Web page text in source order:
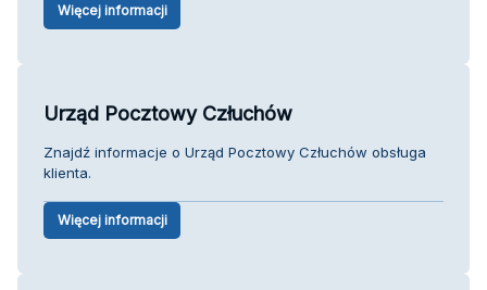
Więcej informacji
Urząd Pocztowy Człuchów
Znajdź informacje o Urząd Pocztowy Człuchów obsługa
klienta.
Więcej informacji